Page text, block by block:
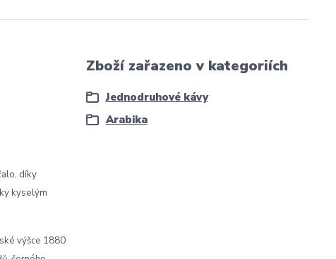
díky
kyselým
výšce 1880
Zboží zařazeno v kategoriích
Jednodruhové kávy
Arabika